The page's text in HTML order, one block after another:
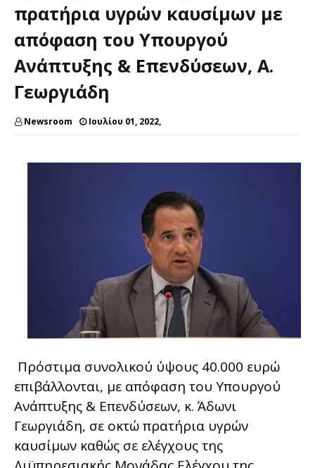
πρατήρια υγρών καυσίμων με
απόφαση του Υπουργού
Ανάπτυξης & Επενδύσεων, Α.
Γεωργιάδη
Newsroom Ιουλίου 01, 2022,
Πρόστιμα συνολικού ύψους 40.000 ευρώ
επιβάλλονται, με απόφαση του Υπουργού
Ανάπτυξης & Επενδύσεων, κ. Άδωνι
Γεωργιάδη, σε οκτώ πρατήρια υγρών
καυσίμων καθώς σε ελέγχους της